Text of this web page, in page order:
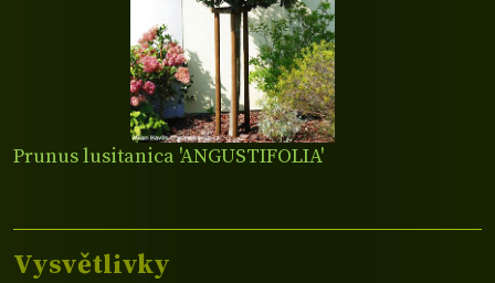
Prunus lusitanica 'ANGUSTIFOLIA'
Vysvětlivky